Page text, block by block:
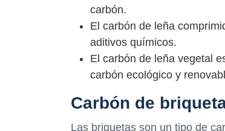
carbón.
El carbón de leña
aditivos químicos.
El carbón de leña vegetal
carbón ecológico y
Carbón de
Las briquetas son un tipo de